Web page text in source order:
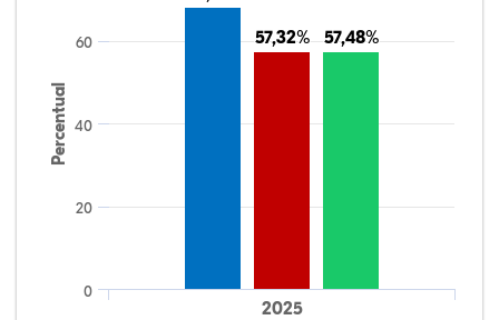
Percentual
57,32%
57,32% 57,48%
57,48%
2025
0
20
40
60